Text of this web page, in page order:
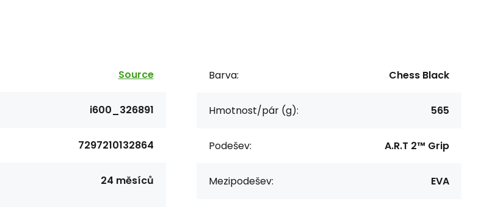
Source
i600_326891
7297210132864
24 měsíců
Barva: Chess Black
Hmotnost/pár (g): 565
Podešev: A.R.T 2™ Grip
Mezipodešev: EVA